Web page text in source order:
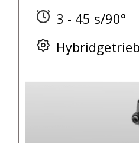
3 - 45 s/90°